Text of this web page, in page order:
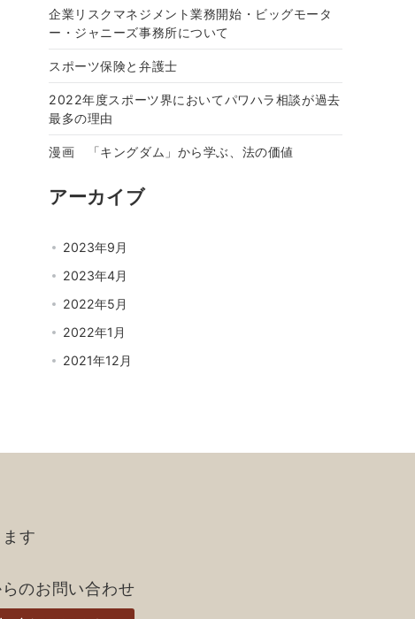
企業リスクマネジメント業務開始・ビッグモータ
ー・ジャニーズ事務所について
スポーツ保険と弁護士
2022年度スポーツ界においてパワハラ相談が過去
最多の理由
漫画 「キングダム」から学ぶ、法の価値
アーカイブ
2023年9月
2023年4月
2022年5月
2022年1月
2021年12月
す
のお問い合わせ